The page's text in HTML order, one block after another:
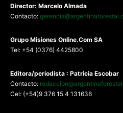
Director: Marcelo Almada
Contacto:
Grupo Misiones Online.Com SA
Tel: +54 (0376) 4425800
Editora/periodista : Patricia Escobar
Contacto:
Cel: (+54)9 376 15 4 131636